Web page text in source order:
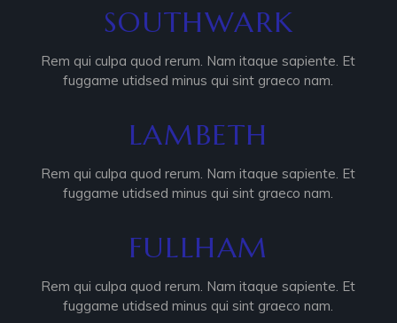
SOUTHWARK
Rem qui culpa quod rerum. Nam itaque sapiente. Et
fuggame utidsed minus qui sint graeco nam.
LAMBETH
Rem qui culpa quod rerum. Nam itaque sapiente. Et
fuggame utidsed minus qui sint graeco nam.
FULLHAM
Rem qui culpa quod rerum. Nam itaque sapiente. Et
fuggame utidsed minus qui sint graeco nam.